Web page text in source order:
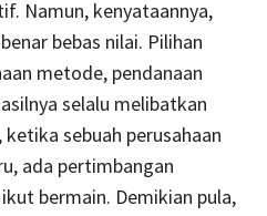
Namun, kenyataannya,
bebas nilai. Pilihan
metode, pendanaan
selalu melibatkan
sebuah perusahaan
ada pertimbangan
bermain. Demikian pula,